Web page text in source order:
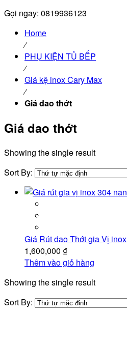
Gọi ngay: 0819936123
Home
⁄
PHỤ KIỆN TỦ BẾP
⁄
Giá kệ inox Cary Max
⁄
Giá dao thớt
Giá dao thớt
Showing the single result
Sort By:
Giá Rút dao Thớt gia Vị inox
1,600,000 ₫
Thêm vào giỏ hàng
Showing the single result
Sort By: